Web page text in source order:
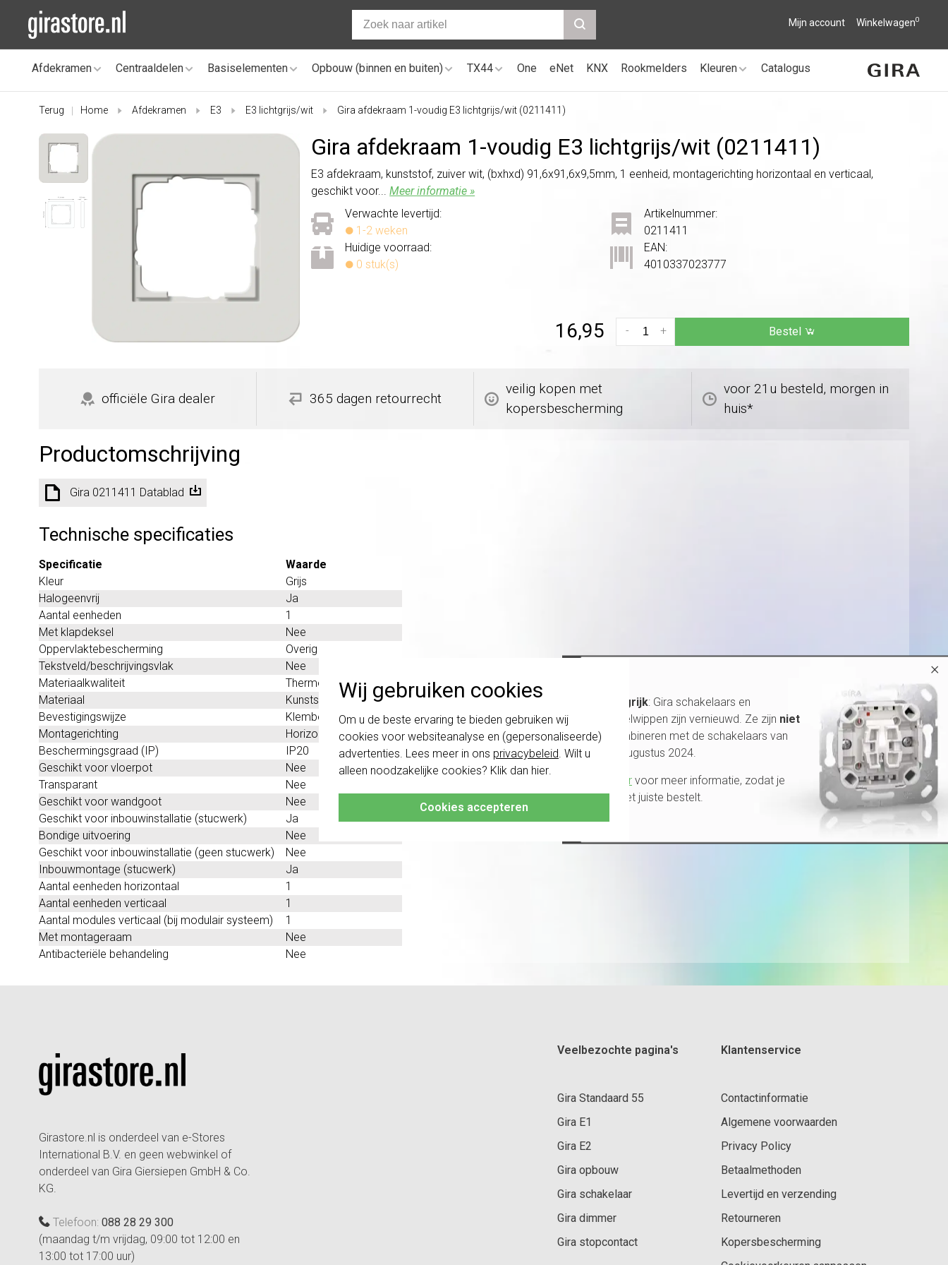
Wij gebruiken cookies
Om u de beste ervaring te bieden gebruiken wij
cookies voor websiteanalyse en (gepersonaliseerde)
advertenties. Lees meer in ons privacybeleid. Wilt u
alleen noodzakelijke cookies? Klik dan hier.
Cookies accepteren
Mijn account Winkelwagen0
Afdekramen Centraaldelen Basiselementen Opbouw (binnen en buiten) TX44 One eNet KNX Rookmelders Kleuren Catalogus
Terug Home Afdekramen E3 E3 lichtgrijs/wit Gira afdekraam 1-voudig E3 lichtgrijs/wit (0211411)
Gira afdekraam 1-voudig E3 lichtgrijs/wit (0211411)
E3 afdekraam, kunststof, zuiver wit, (bxhxd) 91,6x91,6x9,5mm, 1 eenheid, montagerichting horizontaal en verticaal,
geschikt voor...Meer informatie »
Verwachte levertijd:
1-2 weken
Huidige voorraad:
0 stuk(s)
Artikelnummer:
0211411
EAN:
4010337023777
16,95 +
- Bestel
officiële Gira dealer 365 dagen retourrecht
veilig kopen met
kopersbescherming
voor 21u besteld, morgen in
huis*
Productomschrijving
Gira 0211411 Datablad
Technische specificaties
Specificatie
Waarde
Kleur
Grijs
Halogeenvrij
Ja
Aantal eenheden
1
Met klapdeksel
Nee
Oppervlaktebescherming
Overig
Tekstveld/beschrijvingsvlak
Nee
Materiaalkwaliteit
Thermoplast
Materiaal
Kunststof
Bevestigingswijze
Klembevestiging
Montagerichting
Horizontaal en verticaal
Beschermingsgraad (IP)
IP20
Geschikt voor vloerpot
Nee
Transparant
Nee
Geschikt voor wandgoot
Nee
Geschikt voor inbouwinstallatie (stucwerk)
Ja
Bondige uitvoering
Nee
Geschikt voor inbouwinstallatie (geen stucwerk)
Nee
Inbouwmontage (stucwerk)
Ja
Aantal eenheden horizontaal
1
Aantal eenheden verticaal
1
Aantal modules verticaal (bij modulair systeem)
1
Met montageraam
Nee
Antibacteriële behandeling
Nee
Girastore.nl is onderdeel van e-Stores
International B.V. en geen webwinkel of
onderdeel van Gira Giersiepen GmbH & Co.
KG.
Telefoon: 088 28 29 300
(maandag t/m vrijdag, 09:00 tot 12:00 en
13:00 tot 17:00 uur)
Veelbezochte pagina's
Gira Standaard 55
Gira E1
Gira E2
Gira opbouw
Gira schakelaar
Gira dimmer
Gira stopcontact
Klantenservice
Contactinformatie
Algemene voorwaarden
Privacy Policy
Betaalmethoden
Levertijd en verzending
Retourneren
Kopersbescherming
×
Belangrijk: Gira schakelaars en
schakelwippen zijn vernieuwd. Ze zijn niet
te combineren met de schakelaars van
vóór augustus 2024.
Klik hier voor meer informatie, zodat je
altijd het juiste bestelt.